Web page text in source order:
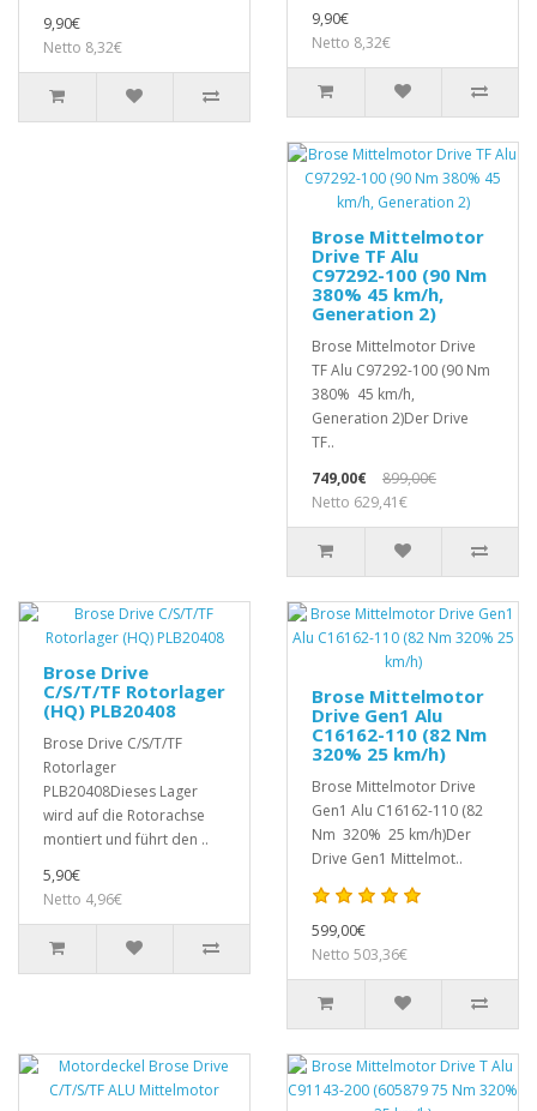
9,90€
Netto 8,32€
9,90€
Netto 8,32€
Brose Mittelmotor
Drive TF Alu
C97292-100 (90 Nm
380% 45 km/h,
Generation 2)
Brose Mittelmotor Drive
TF Alu C97292-100 (90 Nm
380% 45 km/h,
Generation 2)Der Drive
TF..
749,00€
899,00€
Netto 629,41€
Brose Drive
C/S/T/TF Rotorlager
(HQ) PLB20408
Brose Drive C/S/T/TF
Rotorlager
PLB20408Dieses Lager
wird auf die Rotorachse
montiert und führt den ..
5,90€
Netto 4,96€
Brose Mittelmotor
Drive Gen1 Alu
C16162-110 (82 Nm
320% 25 km/h)
Brose Mittelmotor Drive
Gen1 Alu C16162-110 (82
Nm 320% 25 km/h)Der
Drive Gen1 Mittelmot..
599,00€
Netto 503,36€